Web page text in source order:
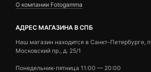
О компании Fotogamma
АДРЕС МАГАЗИНА В СПБ
Наш магазин находится в Санкт-Петербурге,
Московский пр., д. 25/1
Понедельник-пятница 11:00 — 20:00